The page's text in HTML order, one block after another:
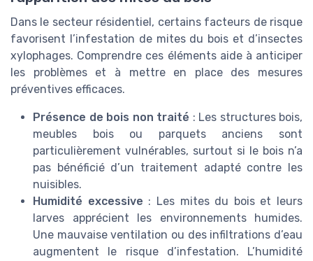
Dans le secteur résidentiel, certains facteurs de risque
favorisent l’infestation de mites du bois et d’insectes
xylophages. Comprendre ces éléments aide à anticiper
les problèmes et à mettre en place des mesures
préventives efficaces.
Présence de bois non traité : Les structures bois,
meubles bois ou parquets anciens sont
particulièrement vulnérables, surtout si le bois n’a
pas bénéficié d’un traitement adapté contre les
nuisibles.
Humidité excessive : Les mites du bois et leurs
larves apprécient les environnements humides.
Une mauvaise ventilation ou des infiltrations d’eau
augmentent le risque d’infestation. L’humidité